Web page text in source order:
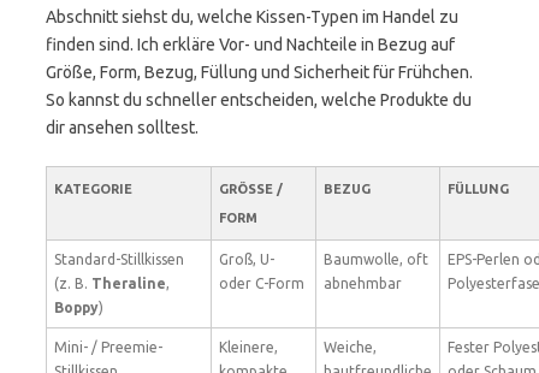
Abschnitt siehst du, welche Kissen-Typen im Handel zu
finden sind. Ich erkläre Vor- und Nachteile in Bezug auf
Größe, Form, Bezug, Füllung und Sicherheit für Frühchen.
So kannst du schneller entscheiden, welche Produkte du
dir ansehen solltest.
KATEGORIE
GRÖSSE / F
ORM
BEZUG FÜLLUNG
Standard-Stillkissen
(z. B. Theraline,
Boppy)
Groß, U-
oder C-Form
Baumwolle, oft
abnehmbar
EPS-Perlen
Mini- / Preemie-
Kleinere,
Weiche,
Fester